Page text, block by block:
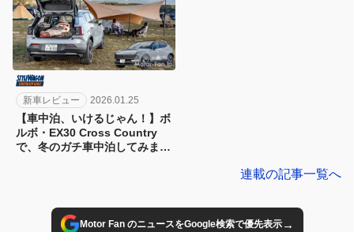
新車レビュー 2026.01.25
【車中泊、いけるじゃん！】ボ
ルボ・EX30 Cross Country
で、冬のガチ車中泊してみまし
連載の記事一覧へ
Motor Fan のニュースをGoogle検索で優先表示→